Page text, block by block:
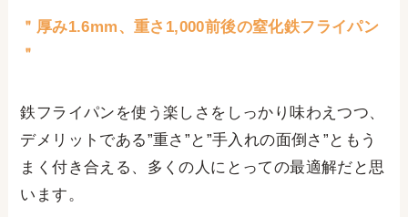
＂厚み1.6mm、重さ1,000前後の窒化鉄フライパン
＂
鉄フライパンを使う楽しさをしっかり味わえつつ、
デメリットである”重さ”と”手入れの面倒さ”ともう
まく付き合える、多くの人にとっての最適解だと思
います。